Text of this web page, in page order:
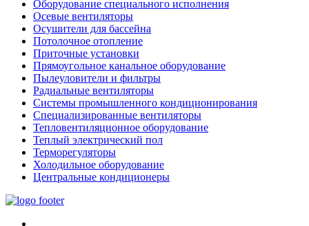
Оборудование специального исполнения
Осевые вентиляторы
Осушители для бассейна
Потолочное отопление
Приточные установки
Прямоугольное канальное оборудование
Пылеуловители и фильтры
Радиальные вентиляторы
Системы промышленного кондиционирования
Специализированные вентиляторы
Тепловентиляционное оборудование
Теплый электрический пол
Терморегуляторы
Холодильное оборудование
Центральные кондиционеры